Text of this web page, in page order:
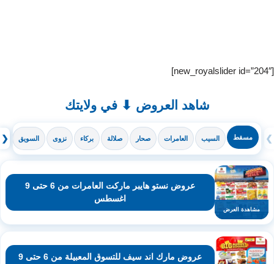
[new_royalslider id=”204″]
شاهد العروض ⬇ في ولايتك
❮ مسقط السيب العامرات صحار صلالة بركاء نزوى السويق ❯
مشاهدة العرض
عروض نستو هايبر ماركت العامرات من 6 حتى 9
اغسطس
عروض مارك اند سيف للتسوق المعبيلة من 6 حتى 9